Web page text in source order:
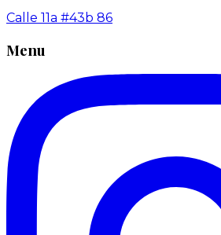
Calle 11a #43b 86
Menu